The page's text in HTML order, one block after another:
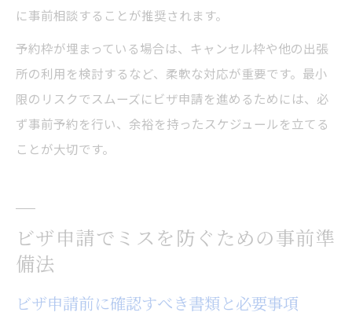
に事前相談することが推奨されます。
予約枠が埋まっている場合は、キャンセル枠や他の出張
所の利用を検討するなど、柔軟な対応が重要です。最小
限のリスクでスムーズにビザ申請を進めるためには、必
ず事前予約を行い、余裕を持ったスケジュールを立てる
ことが大切です。
ビザ申請でミスを防ぐための事前準
備法
ビザ申請前に確認すべき書類と必要事項